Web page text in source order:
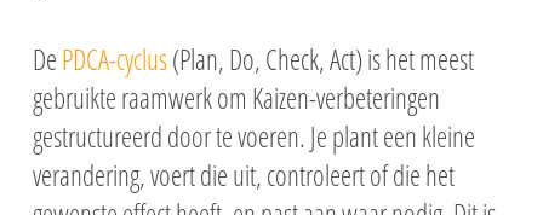
DePDCA-cyclus(Plan, Do, Check, Act) is het meest
gebruikte raamwerk om Kaizen-verbeteringen
gestructureerd door te voeren. Je plant een kleine
verandering, voert die uit, controleert of die het